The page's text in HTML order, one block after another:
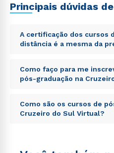
Principais dúvidas
A certificação dos cursos
distância é a mesma da
Sed ut perspiciatis unde
voluptatem accusantium
totam rem aperiam, eaque
explicabo. Nemo enim
voluptas sit aspernatur aut
Como faço para me
pós-graduação na
Sed ut perspiciatis unde
voluptatem accusantium
Como são os cursos de
Cruzeiro do Sul Virtual?